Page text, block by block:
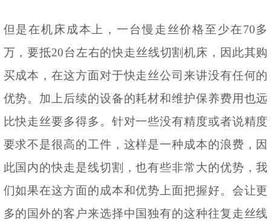
但是在机床成本上，一台慢走丝价格至少在70多
万，要抵20台左右的快走丝线切割机床，因此其购
买成本，在这方面对于快走丝公司来讲没有任何的
优势。加上后续的设备的耗材和维护保养费用也远
比快走丝要多得多。针对一些没有精度或者说精度
要求不是很高的工件，这样是一种成本的浪费，因
此国内的快走是线切割，也有些非常大的优势，我
们如果在这方面的成本和优势上面把握好。会让更
多的国外的客户来选择中国独有的这种往复走丝线